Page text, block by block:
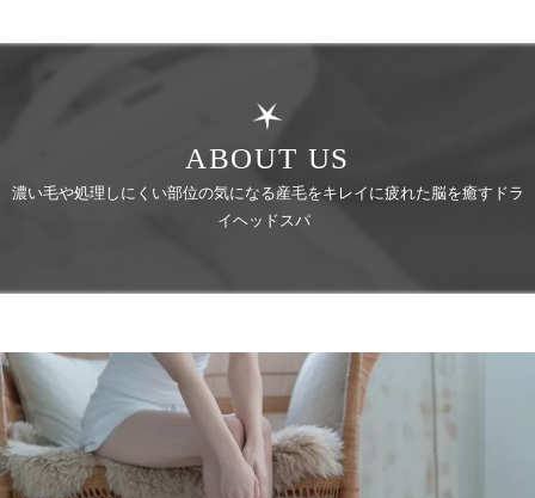
濃い毛や処理しにくい部位の気になる産毛をキレイに疲れた脳を癒すドラ
イヘッドスパ
ABOUT US